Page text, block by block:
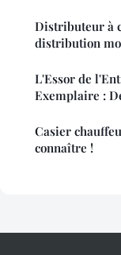
Distributeur à
distribution
L'Essor de
Exemplaire :
Casier
connaître !